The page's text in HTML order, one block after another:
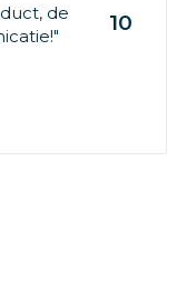
de
10